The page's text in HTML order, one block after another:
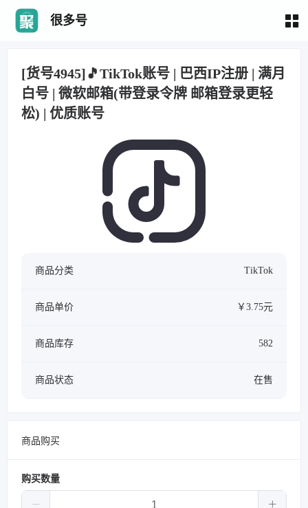
很多号
[货号4945]🎵TikTok账号 | 巴西IP注册 | 满月
白号 | 微软邮箱(带登录令牌 邮箱登录更轻
松) | 优质账号
商品分类 TikTok
商品单价 ￥3.75元
商品库存 582
商品状态 在售
商品购买
购买数量